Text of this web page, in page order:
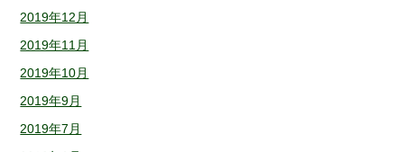
2019年12月
2019年11月
2019年10月
2019年9月
2019年7月